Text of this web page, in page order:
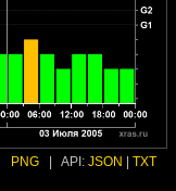
PNG API: JSON TXT